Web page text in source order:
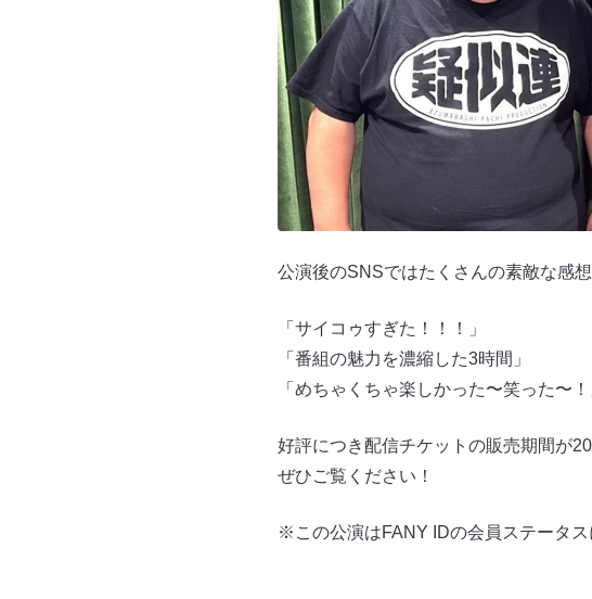
公演後のSNSではたくさんの素敵な感想
「サイコゥすぎた！！！」
「番組の魅力を濃縮した3時間」
「めちゃくちゃ楽しかった〜笑った〜！
好評につき配信チケットの販売期間が
ぜひご覧ください！
※この公演はFANY IDの会員ステータス